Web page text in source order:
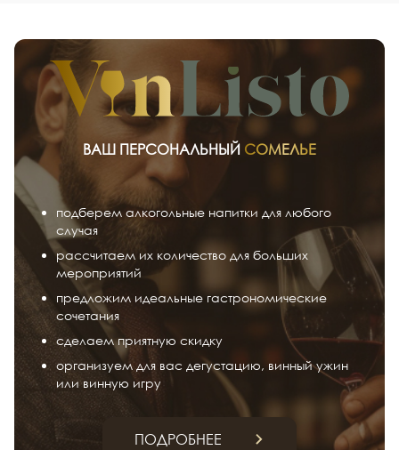
ВАШ ПЕРСОНАЛЬНЫЙ СОМЕЛЬЕ
подберем алкогольные напитки для любого
случая
рассчитаем их количество для больших
мероприятий
предложим идеальные гастрономические
сочетания
сделаем приятную скидку
организуем для вас дегустацию, винный ужин
или винную игру
ПОДРОБНЕЕ